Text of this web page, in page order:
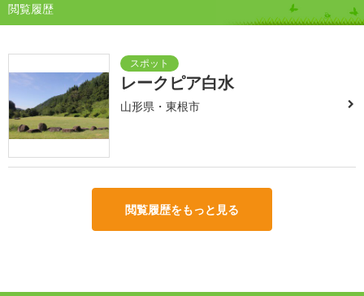
閲覧履歴
レークピア白水
山形県・東根市
閲覧履歴をもっと見る